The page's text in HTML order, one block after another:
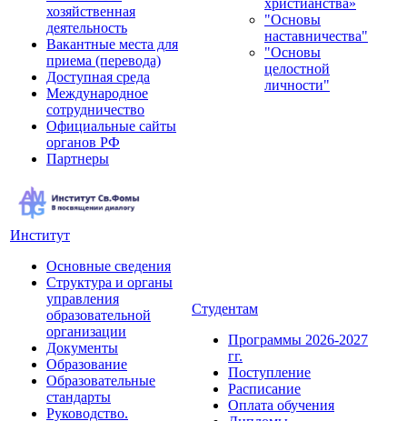
хозяйственная
деятельность
Вакантные места для
приема (перевода)
Доступная среда
Международное
сотрудничество
Официальные сайты
органов РФ
Партнеры
христианства»
"Основы
наставничества"
"Основы
целостной
личности"
Институт
Основные сведения
Структура и органы
управления
образовательной
организации
Документы
Образование
Образовательные
стандарты
Руководство.
Студентам
Программы 2026-2027
гг.
Поступление
Расписание
Оплата обучения